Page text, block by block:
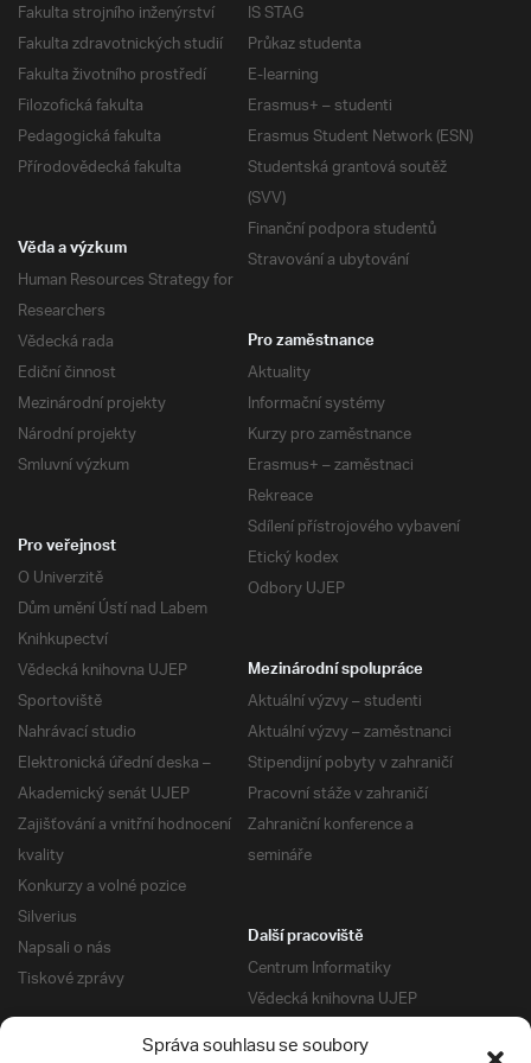
Správa souhlasu se soubory
Fakulta strojního inženýrství
Fakulta zdravotnických studií
Fakulta životního prostředí
Filozofická fakulta
Pedagogická fakulta
Přírodovědecká fakulta
IS STAG
Průkaz studenta
E-learning
Erasmus+ – studenti
Erasmus Student Network (ESN)
Studentská grantová soutěž
(SVV)
Finanční podpora studentů
Stravování a ubytování
Věda a výzkum
Human Resources Strategy for
Researchers
Vědecká rada
Ediční činnost
Mezinárodní projekty
Národní projekty
Smluvní výzkum
Pro zaměstnance
Aktuality
Informační systémy
Kurzy pro zaměstnance
Erasmus+ – zaměstnaci
Rekreace
Sdílení přístrojového vybavení
Etický kodex
Odbory UJEP
Pro veřejnost
O Univerzitě
Dům umění Ústí nad Labem
Knihkupectví
Vědecká knihovna UJEP
Sportoviště
Nahrávací studio
Elektronická úřední deska –
Akademický senát UJEP
Zajišťování a vnitřní hodnocení
kvality
Konkurzy a volné pozice
Silverius
Napsali o nás
Tiskové zprávy
Mezinárodní spolupráce
Aktuální výzvy – studenti
Aktuální výzvy – zaměstnanci
Stipendijní pobyty v zahraničí
Pracovní stáže v zahraničí
Zahraniční konference a
semináře
Další pracoviště
Centrum Informatiky
Vědecká knihovna UJEP
Správa kolejí a menz